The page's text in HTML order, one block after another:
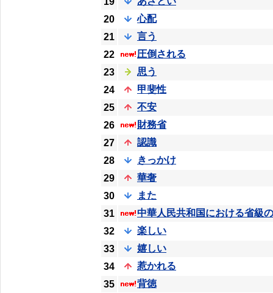
20
心配
21
言う
22
圧倒される
23
思う
24
甲斐性
25
不安
26
財務省
27
認識
28
きっかけ
29
華奢
30
また
31
中華人民共和国における省級
32
楽しい
33
嬉しい
34
惹かれる
35
背徳